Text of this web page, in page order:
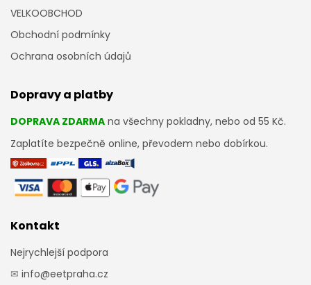
VELKOOBCHOD
Obchodní podmínky
Ochrana osobních údajů
Dopravy a platby
DOPRAVA ZDARMA na všechny pokladny, nebo od 55 Kč.
Zaplatíte bezpečně online, převodem nebo dobírkou.
Kontakt
Nejrychlejší podpora
✉ info@eetpraha.cz